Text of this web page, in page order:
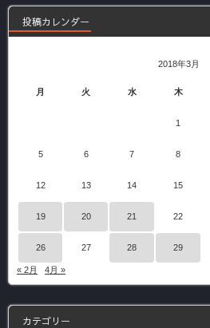
投稿カレンダー
2018年3月
月 火 水 木
1
5 6 7 8
12 13 14 15
19 20 21 22
26 27 28 29
« 2月 4月 »
カテゴリー